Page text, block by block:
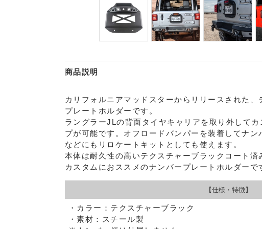
商品説明
カリフォルニアマッドスターからリリースされた
プレートホルダーです。
ラングラーJLの背面タイヤキャリアを取り外して
プが可能です。オフロードバンパーを装着してナ
などにもリロケートキットとしても使えます。
本体は耐久性の高いテクスチャーブラックコート
カスタムにおススメのナンバープレートホルダーで
【仕様・特徴】
・カラー：テクスチャーブラック
・素材：スチール製